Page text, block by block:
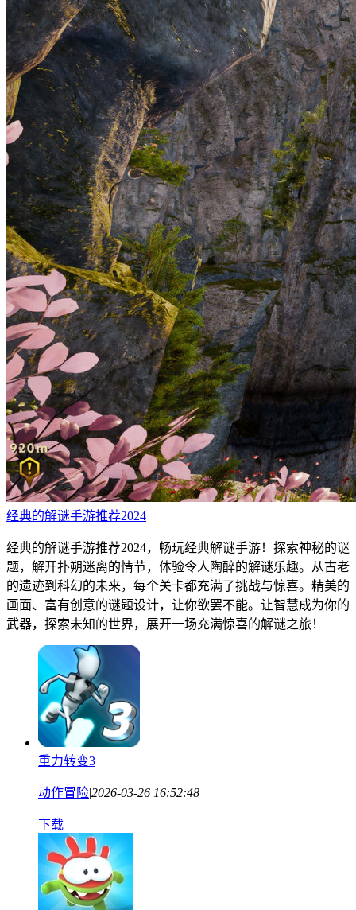
经典的解谜手游推荐2024
经典的解谜手游推荐2024，畅玩经典解谜手游！探索神秘的谜
题，解开扑朔迷离的情节，体验令人陶醉的解谜乐趣。从古老
的遗迹到科幻的未来，每个关卡都充满了挑战与惊喜。精美的
画面、富有创意的谜题设计，让你欲罢不能。让智慧成为你的
武器，探索未知的世界，展开一场充满惊喜的解谜之旅！
重力转变3
动作冒险|2026-03-26 16:52:48
下载